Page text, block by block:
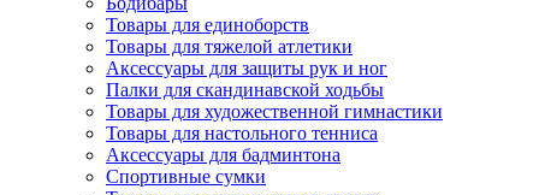
Товары для единоборств
Товары для тяжелой атлетики
Аксессуары для защиты рук и ног
Палки для скандинавской ходьбы
Товары для художественной гимнастики
Товары для настольного тенниса
Аксессуары для бадминтона
Спортивные сумки